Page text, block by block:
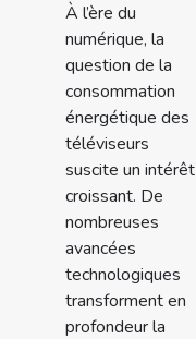
À l’ère du
numérique, la
question de la
consommation
énergétique des
téléviseurs
suscite un intérêt
croissant. De
nombreuses
avancées
technologiques
transforment en
profondeur la